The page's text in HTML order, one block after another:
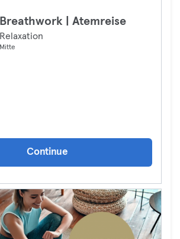
Breathwork | Atemreise
Relaxation
Mitte
Continue